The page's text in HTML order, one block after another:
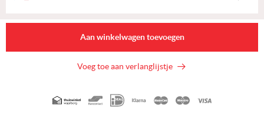
Aan winkelwagen toevoegen
Voeg toe aan verlanglijstje
Geaccepteerde